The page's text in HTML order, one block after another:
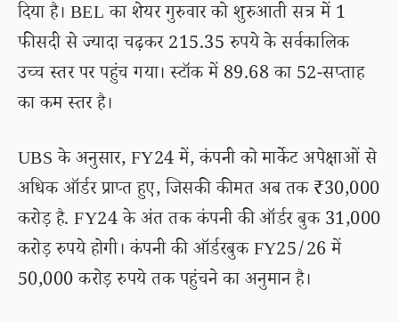
दिया है। BEL का शेयर गुरुवार को शुरुआती सत्र में 1
फीसदी से ज्यादा चढ़कर 215.35 रुपये के सर्वकालिक
उच्च स्तर पर पहुंच गया। स्टॉक में 89.68 का 52-सप्ताह
का कम स्तर है।
UBS के अनुसार, FY24 में, कंपनी को मार्केट अपेक्षाओं से
अधिक ऑर्डर प्राप्त हुए, जिसकी कीमत अब तक ₹30,000
करोड़ है. FY24 के अंत तक कंपनी की ऑर्डर बुक 31,000
करोड़ रुपये होगी। कंपनी की ऑर्डरबुक FY25/26 में
50,000 करोड़ रुपये तक पहुंचने का अनुमान है।